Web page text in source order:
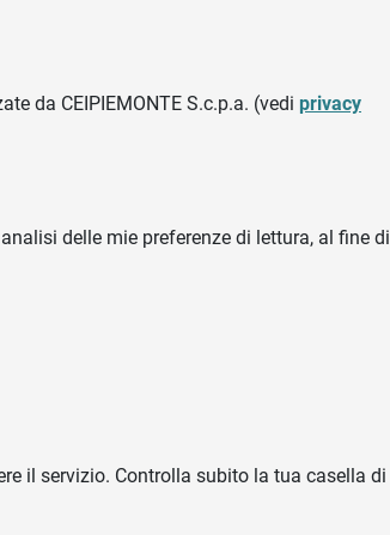
da CEIPIEMONTE S.c.p.a. (vedi privacy
delle mie preferenze di lettura, al fine di
il servizio. Controlla subito la tua casella di